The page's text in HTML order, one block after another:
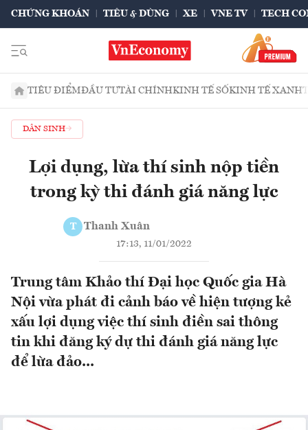
CHỨNG KHOÁN TIÊU & DÙNG XE VNE TV TECH
TIÊU ĐIỂMĐẦU TƯTÀI CHÍNHKINH TẾ SỐKINH TẾ XANH
DÂN SINH
Lợi dụng, lừa thí sinh nộp tiền
trong kỳ thi đánh giá năng lực
T Thanh Xuân
17:13, 11/01/2022
Trung tâm Khảo thí Đại học Quốc gia Hà
Nội vừa phát đi cảnh báo về hiện tượng kẻ
xấu lợi dụng việc thí sinh điền sai thông
tin khi đăng ký dự thi đánh giá năng lực
để lừa đảo...